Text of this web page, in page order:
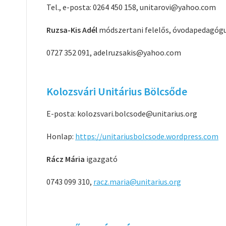
Tel., e-posta: 0264 450 158, unitarovi@yahoo.com
Ruzsa-Kis Adél módszertani felelős,
0727 352 091, adelruzsakis@yahoo.com
Kolozsvári Unitárius Bölcsőde
E-posta: kolozsvari.bolcsode@unitarius.org
Honlap: https://unitariusbolcsode.wordpress.com
Rácz Mária igazgató
0743 099 310, racz.maria@unitarius.org